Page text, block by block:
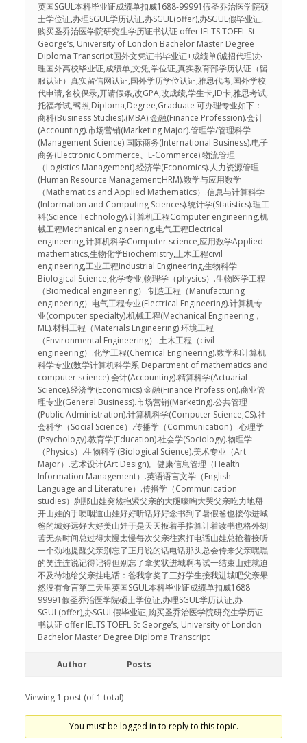
英国SGUL本科毕业证成绩单扣威1688-99991假圣乔治医学院硕
士学位证,办理SGUL学历认证,办SGUL(offer),办SGUL假毕业证,
购买圣乔治医学院研究生学历证书认证 offer IELTS TOEFL St
George’s, University of London Bachelor Master Degree
Diploma Transcript国外文凭证书毕业证+成绩单(诚招代理)办
理国外高校毕业证,成绩单,文凭,学位证,真实教育部学历认证（留
服认证）真实留信网认证,国外学历学位认证,雅思代考,国外学校
代申请,名校保录,开请假条,改GPA,改成绩,学生卡,ID卡,雅思考试,
托福考试,驾照,Diploma,Degree,Graduate 可办理专业如下：
商科(Business Studies).(MBA).金融(Finance Profession).会计
(Accounting).市场营销(Marketing Major).管理学/管理科学
(Management Science).国际商务(International Business).电子
商务(Electronic Commerce、E-Commerce).物流管理
（Logistics Management).经济学(Economics).人力资源管理
(Human Resource Management;HRM).数学与应用数学
（Mathematics and Applied Mathematics）.信息与计算科学
(Information and Computing Sciences).统计学(Statistics).理工
科(Science Technology).计算机工程Computer engineering,机
械工程Mechanical engineering,电气工程Electrical
engineering,计算机科学Computer science,应用数学Applied
mathematics,生物化学Biochemistry,土木工程civil
engineering,工业工程Industrial Engineering,生物科学
Biological Science,化学专业,物理学（physics）.生物医学工程
（Biomedical engineering）.制造工程（Manufacturing
engineering）电气工程专业(Electrical Engineering).计算机专
业(computer specialty).机械工程(Mechanical Engineering，
ME).材料工程（Materials Engineering).环境工程
（Environmental Engineering）.土木工程（civil
engineering）.化学工程(Chemical Engineering).数学和计算机
科学专业(数学计算机科学系 Department of mathematics and
computer science).会计(Accounting).精算科学(Actuarial
Science).经济学(Economics).金融(Finance Profession).商业管
理专业(General Business).市场营销(Marketing).公共管理
(Public Administration).计算机科学(Computer Science;CS).社
会科学（Social Science）.传播学（Communication）.心理学
(Psychology).教育学(Education).社会学(Sociology).物理学
（Physics）.生物科学(Biological Science).美术专业（Art
Major）.艺术设计(Art Design)。健康信息管理（Health
Information Management）.英语语言文学（English
Language and Literature）.传播学（Communication
studies）刹那山娃突然抱紧父亲的大腿嚎啕大哭父亲吃力地掰
开山娃的手哽咽道山娃好好听话好好念书到了暑假爸也接你进城
爸的城好远好大好美山娃于是天天扳着手指算计着读书也格外刻
苦无奈时间总过得太慢太慢每次父亲往家打电话山娃总抢着接听
一个劲地提醒父亲别忘了正月说的话电话那头总会传来父亲嘿嘿
的笑连连说记得记得但别忘了拿奖状进城啊考试一结束山娃就迫
不及待地给父亲挂电话：爸我拿奖了三好学生接我进城吧父亲果
然没有食言第二天里英国SGUL本科毕业证成绩单扣威1688-
99991假圣乔治医学院硕士学位证,办理SGUL学历认证,办
SGUL(offer),办SGUL假毕业证,购买圣乔治医学院研究生学历证
书认证 offer IELTS TOEFL St George’s, University of London
Bachelor Master Degree Diploma Transcript
Author Posts
Viewing 1 post (of 1 total)
You must be logged in to reply to this topic.